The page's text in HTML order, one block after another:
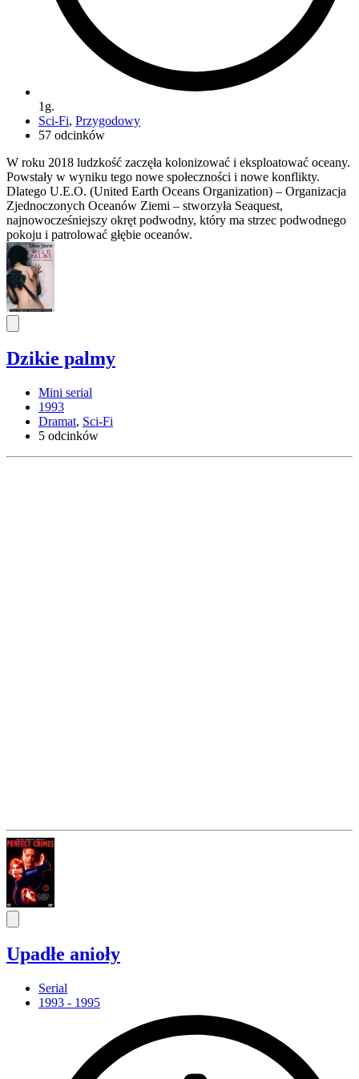
1g.
Sci-Fi, Przygodowy
57 odcinków
W roku 2018 ludzkość zaczęła kolonizować i eksploatować oceany.
Powstały w wyniku tego nowe społeczności i nowe konflikty.
Dlatego U.E.O. (United Earth Oceans Organization) – Organizacja
Zjednoczonych Oceanów Ziemi – stworzyła Seaquest,
najnowocześniejszy okręt podwodny, który ma strzec podwodnego
pokoju i patrolować głębie oceanów.
Dzikie palmy
Mini serial
1993
Dramat, Sci-Fi
5 odcinków
Upadłe anioły
Serial
1993 - 1995